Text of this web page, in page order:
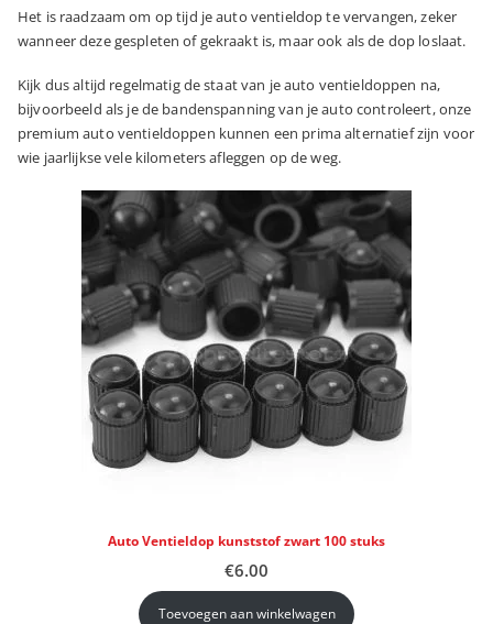
Het is raadzaam om op tijd je auto ventieldop te vervangen, zeker
wanneer deze gespleten of gekraakt is, maar ook als de dop loslaat.
Kijk dus altijd regelmatig de staat van je auto ventieldoppen na,
bijvoorbeeld als je de bandenspanning van je auto controleert, onze
premium auto ventieldoppen kunnen een prima alternatief zijn voor
wie jaarlijkse vele kilometers afleggen op de weg.
Auto Ventieldop kunststof zwart 100 stuks
€6.00
Toevoegen aan winkelwagen